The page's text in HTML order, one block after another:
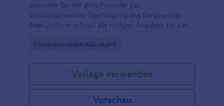
Sammeln Sie mit dem Formular zur
vorübergehenden Übertragung des Sorgerechts
über Jotform schnell alle nötigen Angaben für eine
Zuständigkeiten für Familie, Schule oder
Go to Category:
Einverständniserklärungen
Vorlage verwenden
Vorschau